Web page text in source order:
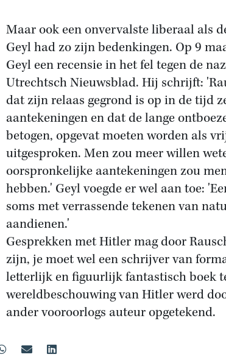
Maar ook een onvervalste liberaal als
Geyl had zo zijn bedenkingen. Op 9
Geyl een recensie in het fel tegen de
Utrechtsch Nieuwsblad. Hij schrijft:
dat zijn relaas gegrond is op in de tijd
aantekeningen en dat de lange
betogen, opgevat moeten worden als
uitgesproken. Men zou meer willen
oorspronkelijke aantekeningen zou
hebben.' Geyl voegde er wel aan toe:
soms met verrassende tekenen van
aandienen.'
Gesprekken met Hitler mag door
zijn, je moet wel een schrijver van
letterlijk en figuurlijk fantastisch boek
wereldbeschouwing van Hitler werd
ander vooroorlogs auteur opgetekend.